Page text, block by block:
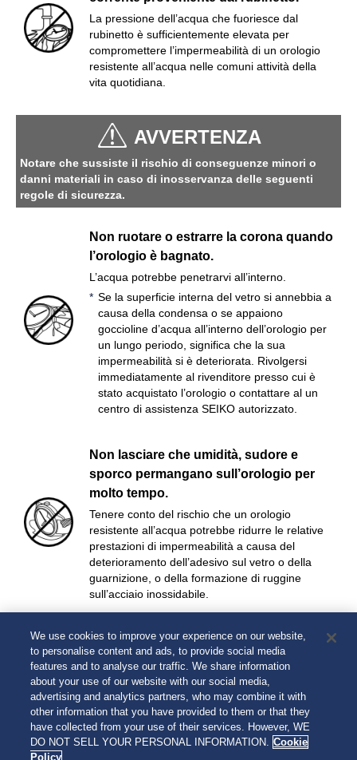
La pressione dell’acqua che fuoriesce dal
rubinetto è sufficientemente elevata per
compromettere l’impermeabilità di un orologio
resistente all’acqua nelle comuni attività della
vita quotidiana.
AVVERTENZA
Notare che sussiste il rischio di conseguenze minori o
danni materiali in caso di inosservanza delle seguenti
regole di sicurezza.
Non ruotare o estrarre la corona quando
l’orologio è bagnato.
L’acqua potrebbe penetrarvi all’interno.
Se la superficie interna del vetro si annebbia a
causa della condensa o se appaiono
goccioline d’acqua all’interno dell’orologio per
un lungo periodo, significa che la sua
impermeabilità si è deteriorata. Rivolgersi
immediatamente al rivenditore presso cui è
stato acquistato l’orologio o contattare al un
centro di assistenza SEIKO autorizzato.
Non lasciare che umidità, sudore e
sporco permangano sull’orologio per
molto tempo.
Tenere conto del rischio che un orologio
resistente all’acqua potrebbe ridurre le relative
prestazioni di impermeabilità a causa del
deterioramento dell’adesivo sul vetro o della
guarnizione, o della formazione di ruggine
sull’acciaio inossidabile.
Non tenere l’orologio al polso mentre si
fa il bagno o la sauna.
Il vapore, il sapone o alcuni componenti termali
potrebbero accelerare il deterioramento delle
prestazioni di impermeabilità.
We use cookies to improve your experience on our website,
to personalise content and ads, to provide social media
features and to analyse our traffic. We share information
about your use of our website with our social media,
advertising and analytics partners, who may combine it with
other information that you have provided to them or that they
have collected from your use of their services. However, WE
DO NOT SELL YOUR PERSONAL INFORMATION. Cookie
Policy